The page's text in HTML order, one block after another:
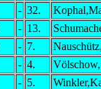
- 32.
- 13.
- 7.
- 4.
- 5.